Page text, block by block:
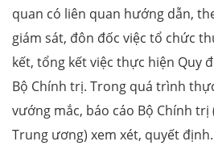
quan có liên quan hướng dẫn,
giám sát, đôn đốc việc tổ chức
kết, tổng kết việc thực hiện Quy
Bộ Chính trị. Trong quá trình
vướng mắc, báo cáo Bộ Chính trị
Trung ương) xem xét, quyết định.